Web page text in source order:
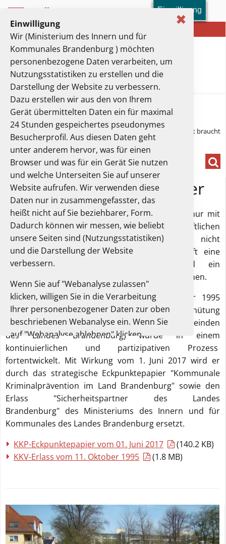
Einwilligung
Einwilligung
Wir (Ministerium des Innern und für
Kommunales Brandenburg ) möchten
personenbezogene Daten verarbeiten, um
Nutzungsstatistiken zu erstellen und die
Darstellung der Website zu verbessern.
Dazu erstellen wir aus den von Ihrem
Gerät übermittelten Daten ein für maximal
24 Stunden gespeichertes pseudonymes
Besucherprofil. Aus diesen Daten geht
unter anderem hervor, was für einen
Browser und was für ein Gerät Sie nutzen
und welche Unterseiten Sie auf unserer
Website aufrufen. Wir verwenden diese
Daten nur in zusammengefasster, das
heißt nicht auf Sie beziehbarer, Form.
Dadurch können wir messen, wie beliebt
unsere Seiten sind (Nutzungsstatistiken)
und die Darstellung der Website
verbessern.
Wenn Sie auf "Webanalyse zulassen"
klicken, willigen Sie in die Verarbeitung
Ihrer personenbezogener Daten zur oben
beschriebenen Webanalyse ein. Wenn Sie
auf "Webanalyse ablehnen" klicken,
verarbeiten wir diese Daten nicht und Sie
können die Website trotzdem nutzen.
Sie können Ihre Einwilligung jederzeit in
diesem Einwilligungsbanner oder der
Datenschutzerklärung widerrufen. Dort
finden Sie auch weitere Informationen zur
✖
Unsere Datenschutzerklärung.
Webanalyse
ablehnen
Toolbar-Menü
Ministerium des Innern und für Kommunales
Hauptmenü
Innere Sicherheit Prävention
Sicherheit braucht
Partner/KKP
Sicherheit braucht Partner
„Sicherheit braucht Partner“bedeutet, dass nur mit
einer gemeinsamen, gesamtgesellschaftlichen
Anstrengung staatlicher und nicht
staatlicher Akteure sowie der Einwohnerschaft eine
wirkungsvolle Kriminalitätsbekämpfung und ein
positives Sicherheitsgefühl realisiert werden können.
Der sogenannte KKV-Erlass vom 11. Oktober 1995
(Ausbau der "Kommunalen Kriminalitätsverhütung
(KKV)" für die Sicherheit in den Städten und Gemeinden
des Landes Brandenburg) wurde in einem
kontinuierlichen und partizipativen Prozess
fortentwickelt. Mit Wirkung vom 1. Juni 2017 wird er
durch das strategische Eckpunktepapier "Kommunale
Kriminalprävention im Land Brandenburg" sowie den
Erlass "Sicherheitspartner des Landes
Brandenburg" des Ministeriums des Innern und für
Kommunales des Landes Brandenburg ersetzt.
KKP-Eckpunktepapier vom 01. Juni 2017
(140.2 KB)
KKV-Erlass vom 11. Oktober 1995
(1.8 MB)